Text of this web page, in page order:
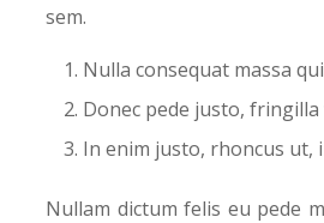
sem.
Nulla consequat massa
Donec pede justo,
In enim justo, rhoncus ut,
Nullam dictum felis eu pede